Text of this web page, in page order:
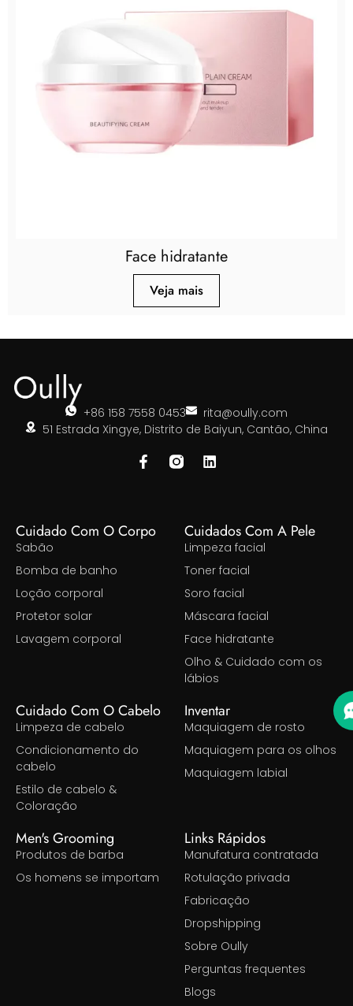
Face hidratante
Veja mais
+86 158 7558 0453
rita@oully.com
51 Estrada Xingye, Distrito de Baiyun, Cantão, China
Cuidado Com O Corpo
Sabão
Bomba de banho
Loção corporal
Protetor solar
Lavagem corporal
Cuidados Com A Pele
Limpeza facial
Toner facial
Soro facial
Máscara facial
Face hidratante
Olho & Cuidado com os
lábios
Cuidado Com O Cabelo
Limpeza de cabelo
Condicionamento do
cabelo
Estilo de cabelo &
Coloração
Inventar
Maquiagem de rosto
Maquiagem para os olhos
Maquiagem labial
Men's Grooming
Produtos de barba
Os homens se importam
Links Rápidos
Manufatura contratada
Rotulação privada
Fabricação
Dropshipping
Sobre Oully
Perguntas frequentes
Blogs